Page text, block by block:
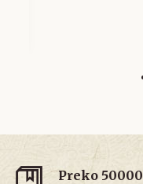
Preko 50000